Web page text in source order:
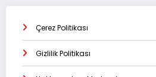
Çerez Politikası
Gizlilik Politikası